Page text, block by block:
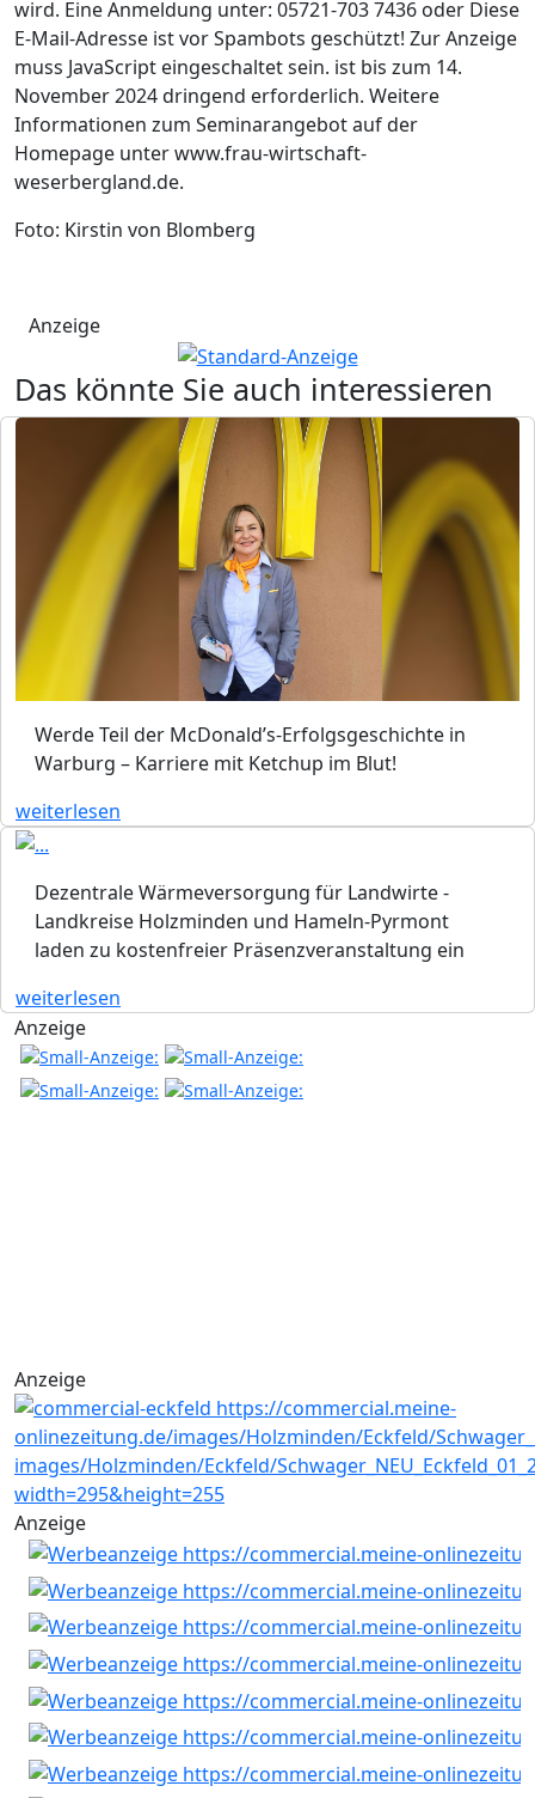
wird. Eine Anmeldung unter: 05721-703 7436 oder Diese
E-Mail-Adresse ist vor Spambots geschützt! Zur Anzeige
muss JavaScript eingeschaltet sein. ist bis zum 14.
November 2024 dringend erforderlich. Weitere
Informationen zum Seminarangebot auf der
Homepage unter www.frau-wirtschaft-
weserbergland.de.
Foto: Kirstin von Blomberg
Anzeige
Das könnte Sie auch interessieren
Werde Teil der McDonald’s-Erfolgsgeschichte in
Warburg – Karriere mit Ketchup im Blut!
weiterlesen
Dezentrale Wärmeversorgung für Landwirte -
Landkreise Holzminden und Hameln-Pyrmont
laden zu kostenfreier Präsenzveranstaltung ein
weiterlesen
Anzeige
Anzeige
Anzeige